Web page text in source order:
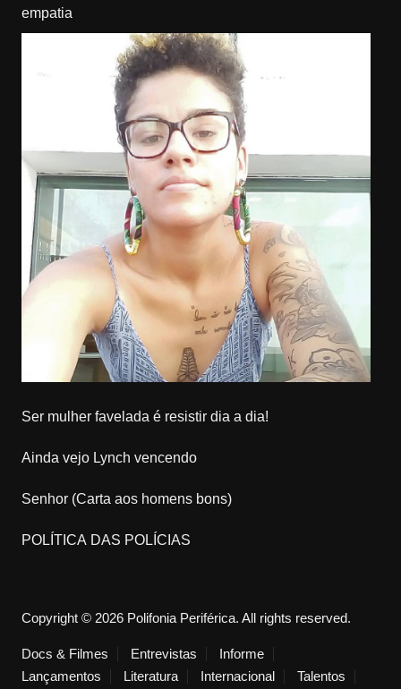
empatia
Ser mulher favelada é resistir dia a dia!
Ainda vejo Lynch vencendo
Senhor (Carta aos homens bons)
POLÍTICA DAS POLÍCIAS
Copyright © 2026 Polifonia Periférica. All rights reserved.
Docs & Filmes Entrevistas
Informe
Lançamentos
Literatura Internacional Talentos